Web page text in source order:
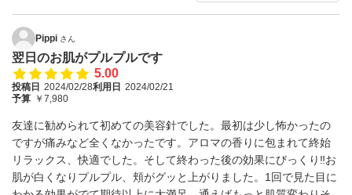
Pippi さん
翌日のお肌がプルプルです
5.00
投稿日 2024/02/28利用日 2024/02/21
予算 ￥7,980
友達に勧められて初めての美容針でした。最初は少し怖かったの
ですが痛みなど全くなかったです。アロマの香りに包まれて終始
リラックス、快適でした。そして終わった後の効果にびっくり‼️お
肌が白くなりプルプル、頬がグッと上がりました。1回で見た目に